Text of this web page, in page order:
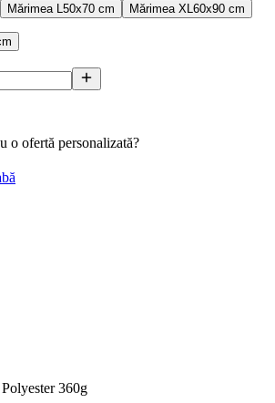
Mărimea 50x70 cm Mărimea XL 60x90 cm
o ofertă personalizată?
360g